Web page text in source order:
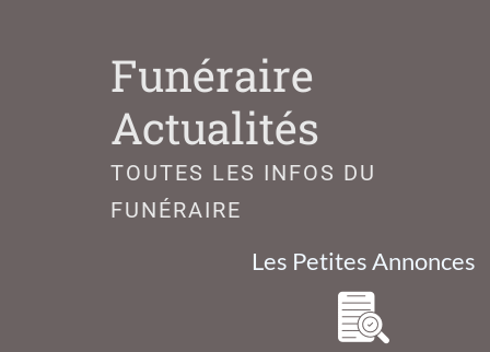
Funéraire
Actualités
TOUTES LES INFOS DU
FUNÉRAIRE
Les Petites Annonces